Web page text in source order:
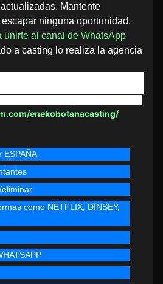
Mantente
ninguna oportunidad.
unirte al canal de WhatsApp
a casting lo realiza la agencia
enekobotanacasting/
ESPAÑA
eliminar
como NETFLIX, DINSEY,